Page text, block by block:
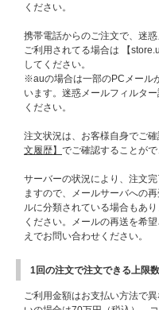
ください。
携帯電話からのご注文で、迷
ご利用されてる場合は 【
してください。
※auの場合は一部のPCメール
います。迷惑メールフィルタ
ください。
注文状況は、お客様自身でご
文履歴】 でご確認することがで
サーバーの状況により、注文
ますので、メールサーバへの
ルに分類されている場合もあ
ください。メールの再送を希
えでお問い合わせください。
1回の注文で注文できる上限
ご利用金額はお支払い方法で